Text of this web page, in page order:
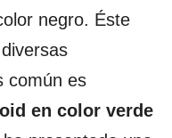
negro. Éste
común es
en color verde